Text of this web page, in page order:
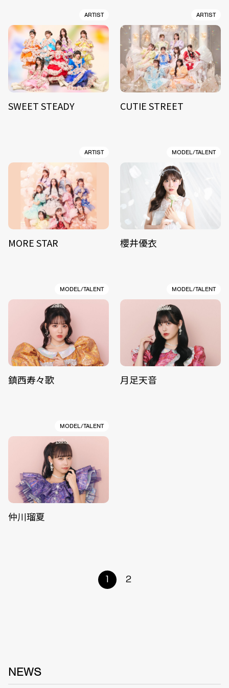
ARTIST
SWEET STEADY
ARTIST
CUTIE STREET
ARTIST
MORE STAR
MODEL/TALENT
櫻井優衣
MODEL/TALENT
鎮西寿々歌
MODEL/TALENT
月足天音
MODEL/TALENT
仲川瑠夏
1 2
NEWS